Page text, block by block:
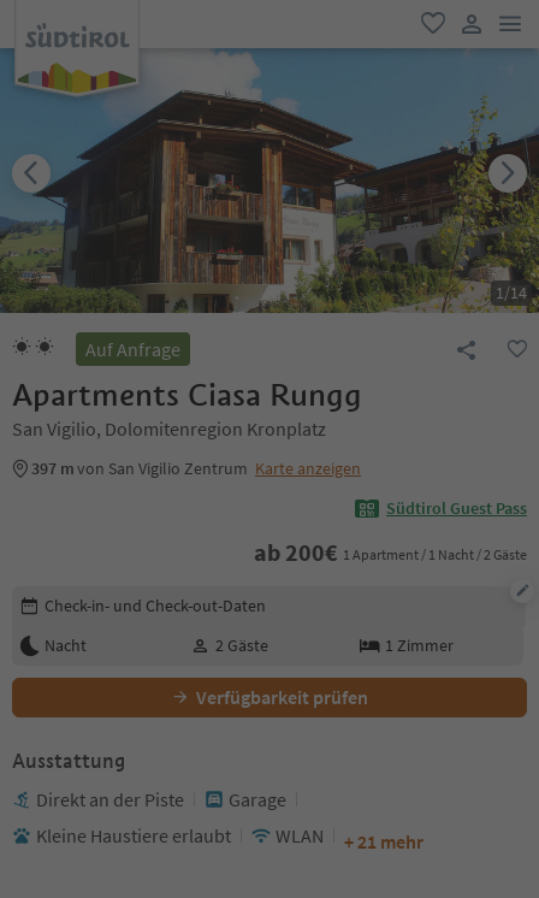
favorit
user link
1/14
Auf Anfrage
Apartments Ciasa Rungg
San Vigilio, Dolomitenregion Kronplatz
397 mvon San Vigilio Zentrum Karte anzeigen
Südtirol Guest Pass
ab 200€ 1 Apartment / 1 Nacht / 2 Gäste
Buchungsdetails bearbeiten
Check-in- und Check-out-Daten
Nacht
2 Gäste 1 Zimmer
Verfügbarkeit prüfen
Ausstattung
Direkt an der Piste
Garage
Kleine Haustiere erlaubt
WLAN + 21 mehr